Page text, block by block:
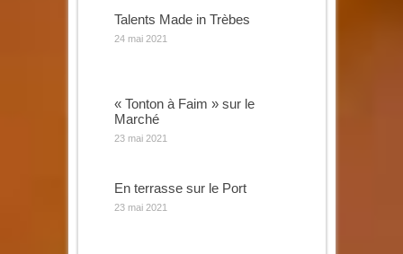
Talents Made in Trèbes
24 mai 2021
« Tonton à Faim » sur le
Marché
23 mai 2021
En terrasse sur le Port
23 mai 2021